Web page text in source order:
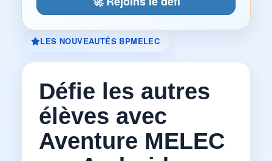
LES NOUVEAUTÉS BPMELEC
Défie les autres
élèves avec
Aventure MELEC